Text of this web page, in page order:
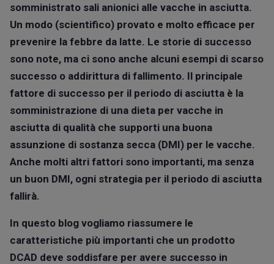
somministrato sali anionici alle vacche in asciutta.
Un modo (scientifico) provato e molto efficace per
prevenire la febbre da latte. Le storie di successo
sono note, ma ci sono anche alcuni esempi di scarso
successo o addirittura di fallimento. Il principale
fattore di successo per il periodo di asciutta è la
somministrazione di una dieta per vacche in
asciutta di qualità che supporti una buona
assunzione di sostanza secca (DMI) per le vacche.
Anche molti altri fattori sono importanti, ma senza
un buon DMI, ogni strategia per il periodo di asciutta
fallirà.
In questo blog vogliamo riassumere le
caratteristiche più importanti che un prodotto
DCAD deve soddisfare per avere successo in